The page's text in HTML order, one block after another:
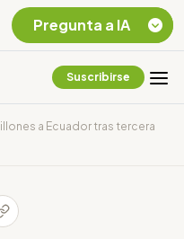
Suscribirse
a Ecuador tras tercera
Pregunta a IA
Chevron Ecuador